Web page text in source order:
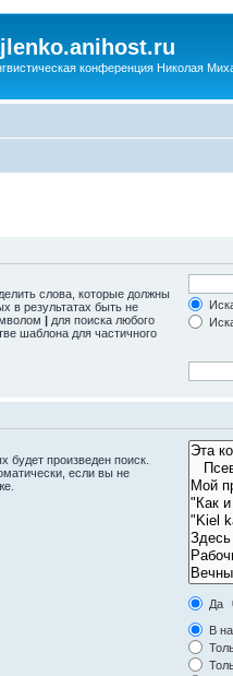
конференция Николая
слова, которые должны
в результатах быть не
| для поиска любого
шаблона для частичного
произведен поиск.
если вы не
Да
В